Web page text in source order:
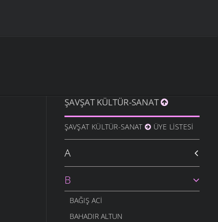
ŞAVŞAT KÜLTÜR-SANAT
ŞAVŞAT KÜLTÜR-SANAT ÜYE LISTESI
A
B
BAĞIŞ ACI
BAHADIR ALTUN